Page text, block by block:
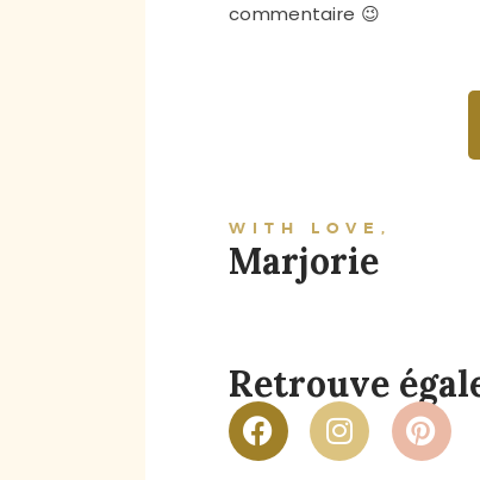
commentaire 😉
WITH LOVE,
Marjorie
Retrouve